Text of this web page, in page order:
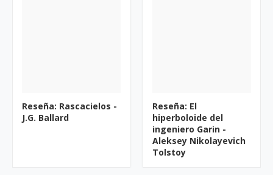
Reseña: Rascacielos -
J.G. Ballard
Reseña: El
hiperboloide del
ingeniero Garin -
Aleksey Nikolayevich
Tolstoy